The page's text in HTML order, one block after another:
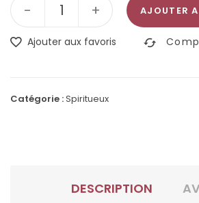
- + AJOUTER
Ajouter aux favoris
Catégorie :Spiritueux
DESCRIPTION